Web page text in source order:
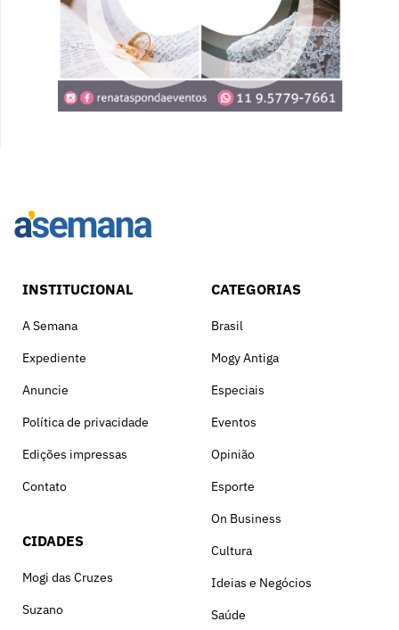
INSTITUCIONAL
A Semana
Expediente
Anuncie
Política de privacidade
Edições impressas
Contato
CIDADES
Mogi das Cruzes
Suzano
CATEGORIAS
Brasil
Mogy Antiga
Especiais
Eventos
Opinião
Esporte
On Business
Cultura
Ideias e Negócios
Saúde